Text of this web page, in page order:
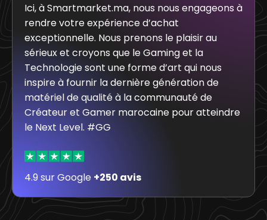
Ici, à Smartmarket.ma, nous nous engageons à
rendre votre expérience d’achat
exceptionnelle. Nous prenons le plaisir au
sérieux et croyons que le Gaming et la
Technologie sont une forme d’art qui nous
inspire à fournir la dernière génération de
matériel de qualité à la communauté de
Créateur et Gamer marocaine pour atteindre
le Next Level. #GG
4.9 sur Google +250 avis